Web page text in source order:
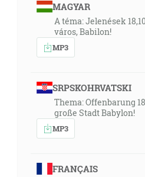
MAGYAR
A téma: Jelenések
város, Babilon!
MP3
SRPSKOHRVATSKI
Thema: Offenbarung
große Stadt Babylon!
MP3
FRANÇAIS